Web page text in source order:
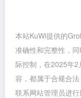
本站KuWi提供的
准确性和完整性，
际控制，在2025年
容，都属于合规合
联系网站管理员进行